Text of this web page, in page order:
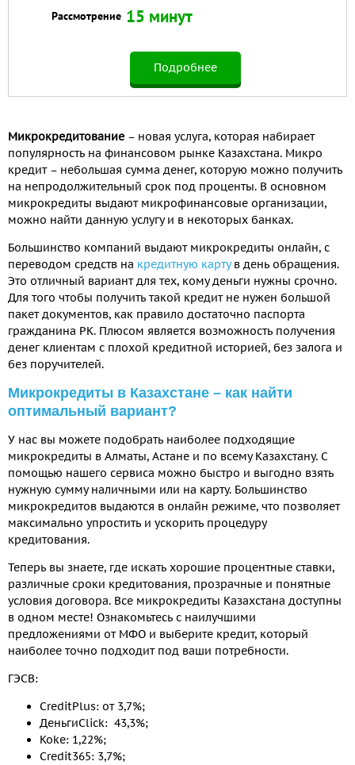
Рассмотрение 15 минут
Подробнее
Микрокредитование – новая услуга, которая набирает
популярность на финансовом рынке Казахстана. Микро
кредит – небольшая сумма денег, которую можно получить
на непродолжительный срок под проценты. В основном
микрокредиты выдают микрофинансовые организации,
можно найти данную услугу и в некоторых банках.
Большинство компаний выдают микрокредиты онлайн, с
переводом средств на кредитную картув день обращения.
Это отличный вариант для тех, кому деньги нужны срочно.
Для того чтобы получить такой кредит не нужен большой
пакет документов, как правило достаточно паспорта
гражданина РК. Плюсом является возможность получения
денег клиентам с плохой кредитной историей, без залога и
без поручителей.
Микрокредиты в Казахстане – как найти
оптимальный вариант?
У нас вы можете подобрать наиболее подходящие
микрокредиты в Алматы, Астане и по всему Казахстану. С
помощью нашего сервиса можно быстро и выгодно взять
нужную сумму наличными или на карту. Большинство
микрокредитов выдаются в онлайн режиме, что позволяет
максимально упростить и ускорить процедуру
кредитования.
Теперь вы знаете, где искать хорошие процентные ставки,
различные сроки кредитования, прозрачные и понятные
условия договора. Все микрокредиты Казахстана доступны
в одном месте! Ознакомьтесь с наилучшими
предложениями от МФО и выберите кредит, который
наиболее точно подходит под ваши потребности.
ГЭСВ:
CreditPlus: от 3,7%;
ДеньгиClick: 43,3%;
Koke: 1,22%;
Credit365: 3,7%;